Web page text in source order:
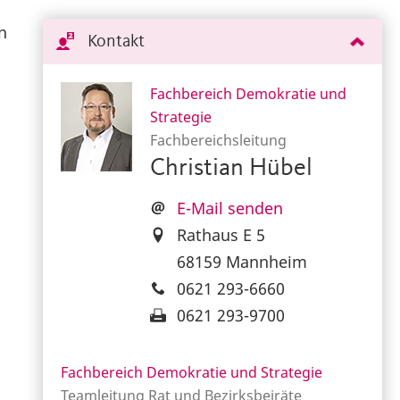
Kontakt
Fachbereich Demokratie und
Strategie
Fachbereichsleitung
Christian Hübel
E-Mail senden
Rathaus E 5
68159 Mannheim
0621 293-6660
0621 293-9700
Fachbereich Demokratie und Strategie
Teamleitung Rat und Bezirksbeiräte